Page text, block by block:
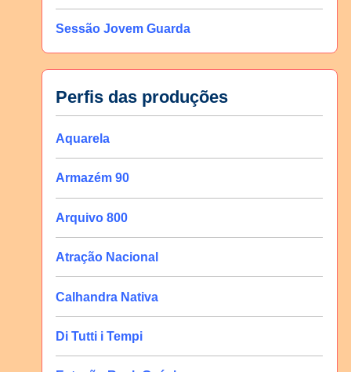
Sessão Jovem Guarda
Perfis das produções
Aquarela
Armazém 90
Arquivo 800
Atração Nacional
Calhandra Nativa
Di Tutti i Tempi